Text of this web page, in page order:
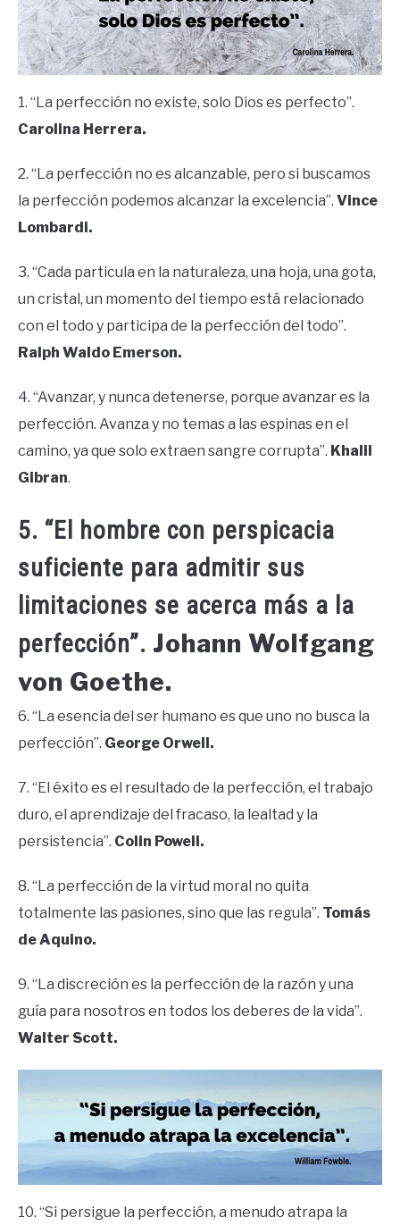
1. “La perfección no existe, solo Dios es perfecto”.
Carolina Herrera.
2. “La perfección no es alcanzable, pero si buscamos
la perfección podemos alcanzar la excelencia”. Vince
Lombardi.
3. “Cada particula en la naturaleza, una hoja, una gota,
un cristal, un momento del tiempo está relacionado
con el todo y participa de la perfección del todo”.
Ralph Waldo Emerson.
4. “Avanzar, y nunca detenerse, porque avanzar es la
perfección. Avanza y no temas a las espinas en el
camino, ya que solo extraen sangre corrupta”. Khalil
Gibran.
5. “El hombre con perspicacia
suficiente para admitir sus
limitaciones se acerca más a la
perfección”. Johann Wolfgang
von Goethe.
6. “La esencia del ser humano es que uno no busca la
perfección”. George Orwell.
7. “El éxito es el resultado de la perfección, el trabajo
duro, el aprendizaje del fracaso, la lealtad y la
persistencia”. Colin Powell.
8. “La perfección de la virtud moral no quita
totalmente las pasiones, sino que las regula”. Tomás
de Aquino.
9. “La discreción es la perfección de la razón y una
guía para nosotros en todos los deberes de la vida”.
Walter Scott.
10. “Si persigue la perfección, a menudo atrapa la